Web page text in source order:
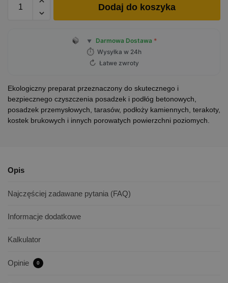
Dodaj do koszyka
▼ Darmowa Dostawa *
⏱ Wysyłka w 24h
↻ Łatwe zwroty
Ekologiczny preparat przeznaczony do skutecznego i
bezpiecznego czyszczenia posadzek i podłóg betonowych,
posadzek przemysłowych, tarasów, podłoży kamiennych, terakoty,
kostek brukowych i innych porowatych powierzchni poziomych.
Opis
Najczęściej zadawane pytania (FAQ)
Informacje dodatkowe
Kalkulator
Opinie 0